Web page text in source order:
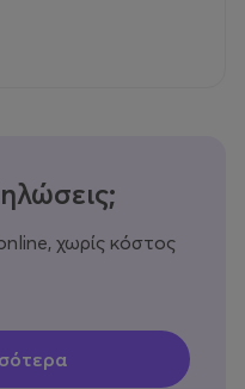
χωρίς κόστος